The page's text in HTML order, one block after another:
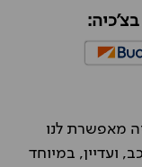
מאפשרת לנו
ועדיין, במיוחד